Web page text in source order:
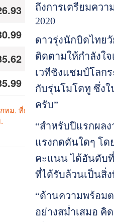
ถึงการเตรียมคว
2020
ดาวรุ่งนักบิดไทย
ติดตามให้กำลังใ
เวทีชิงแชมป์โลก
กับรุ่นโมโตทู ซึ่งใ
ครับ”
“สำหรับปีแรกผล
แรงกดดันใดๆ โ
คะแนน ได้อันดับ
ที่ได้รับล้วนเป็นสิ่
“ด้านความพร้อม
อย่างสม่ำเสมอ คิ